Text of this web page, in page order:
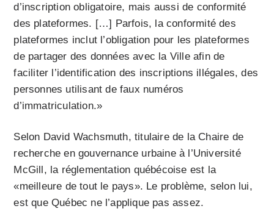
d’inscription obligatoire, mais aussi de conformité
des plateformes. […] Parfois, la conformité des
plateformes inclut l’obligation pour les plateformes
de partager des données avec la Ville afin de
faciliter l’identification des inscriptions illégales, des
personnes utilisant de faux numéros
d’immatriculation.»
Selon David Wachsmuth, titulaire de la Chaire de
recherche en gouvernance urbaine à l’Université
McGill, la réglementation québécoise est la
«meilleure de tout le pays». Le problème, selon lui,
est que Québec ne l’applique pas assez.